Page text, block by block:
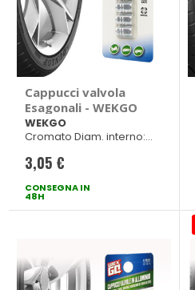
Cappucci valvola
Esagonali - WEKGO
WEKGO
Cromato Diam. interno:
3,05 €
CONSEGNA IN
48H